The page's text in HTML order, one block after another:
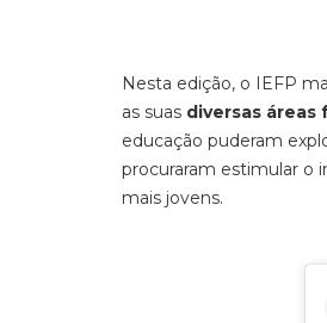
Nesta edição, o IEFP
as suas diversas áreas
educação puderam
procuraram estimular o
mais jovens.